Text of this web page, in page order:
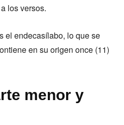
los versos.
el endecasílabo, lo que se
en su origen once (11)
menor y